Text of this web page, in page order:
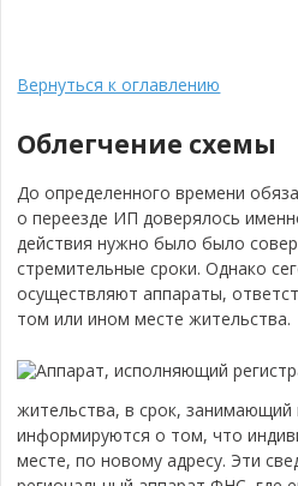
Вернуться к оглавлению
Облегчение схемы
До определенного времени
о переезде ИП доверялось
действия нужно было было
стремительные сроки. Однако
осуществляют аппараты,
том или ином месте жительства.
Аппарат, исполняющий
жительства, в срок, занимающий
информируются о том, что
месте, по новому адресу. Эти